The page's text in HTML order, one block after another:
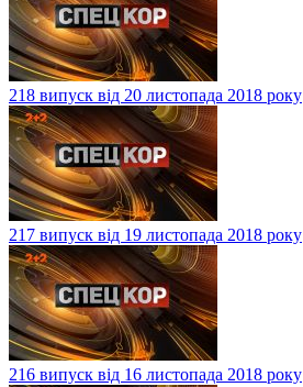
218 випуск від 20 листопада 2018 року
217 випуск від 19 листопада 2018 року
216 випуск від 16 листопада 2018 року